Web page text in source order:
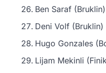
Ben Saraf (Bruklin)
Deni Volf (Bruklin)
Hugo Gonzales
Lijam Mekinli